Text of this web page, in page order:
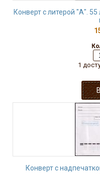
Конверт с литерой "А".
1
Конверт с